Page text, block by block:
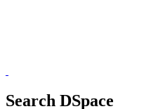
Search DSpace